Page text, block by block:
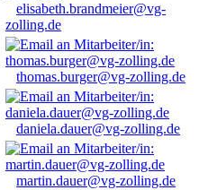
elisabeth.brandmeier@vg-
zolling.de
thomas.burger@vg-zolling.de
daniela.dauer@vg-zolling.de
martin.dauer@vg-zolling.de